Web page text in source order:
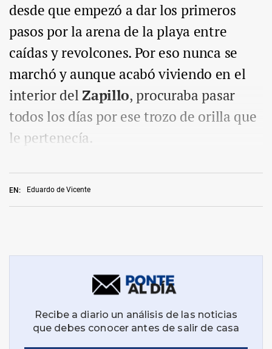
EN: Eduardo de Vicente
desde que empezó a dar los primeros
pasos por la arena de la playa entre
caídas y revolcones. Por eso nunca se
marchó y aunque acabó viviendo en el
interior delZapillo, procuraba pasar
todos los días por ese trozo de orilla que
le pertenecía.